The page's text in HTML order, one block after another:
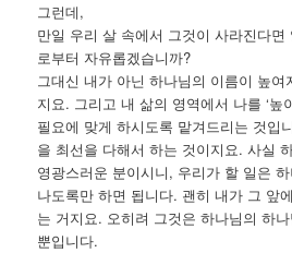
그런데,
만일 우리 살 속에서 그것이 사라진다
로부터 자유롭겠습니까?
그대신 내가 아닌 하나님의 이름이 높여
지요. 그리고 내 삶의 영역에서 나를 ‘높
필요에 맞게 하시도록 맡겨드리는 것입
을 최선을 다해서 하는 것이지요. 사실
영광스러운 분이시니, 우리가 할 일은
나도록만 하면 됩니다. 괜히 내가 그 앞
는 거지요. 오히려 그것은 하나님의 하
뿐입니다.